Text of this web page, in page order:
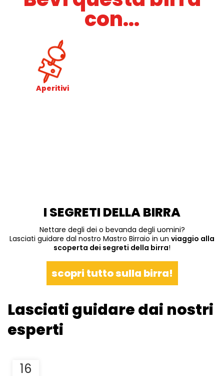
con...
Aperitivi
I SEGRETI DELLA BIRRA
Nettare degli dei o bevanda degli uomini?
Lasciati guidare dal nostro Mastro Birraio in un viaggio alla
scoperta dei segreti della birra!
scopri tutto sulla birra!
Lasciati guidare dai nostri
esperti
16